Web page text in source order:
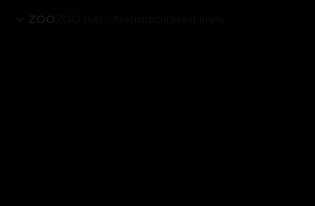
ZOO